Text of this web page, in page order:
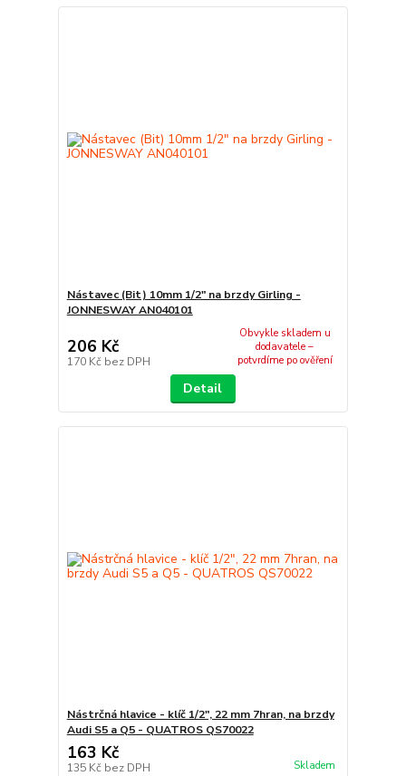
Nástavec (Bit) 10mm 1/2" na brzdy Girling -
JONNESWAY AN040101
206 Kč
170 Kč bez DPH
Obvykle skladem u
dodavatele –
potvrdíme po ověření
Detail
Nástrčná hlavice - klíč 1/2", 22 mm 7hran, na brzdy
Audi S5 a Q5 - QUATROS QS70022
163 Kč
135 Kč bez DPH Skladem